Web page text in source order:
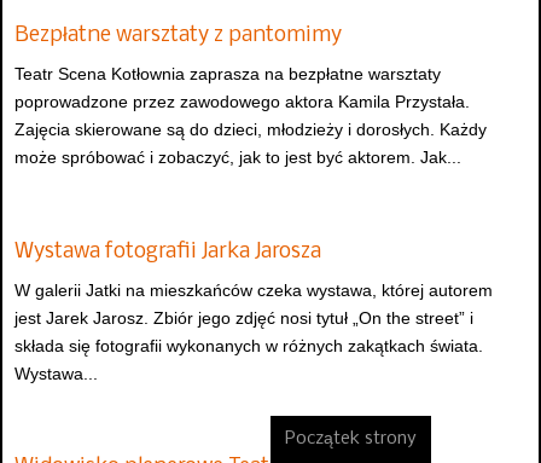
Bezpłatne warsztaty z pantomimy
Teatr Scena Kotłownia zaprasza na bezpłatne warsztaty
poprowadzone przez zawodowego aktora Kamila Przystała.
Zajęcia skierowane są do dzieci, młodzieży i dorosłych. Każdy
może spróbować i zobaczyć, jak to jest być aktorem. Jak...
Wystawa fotografii Jarka Jarosza
W galerii Jatki na mieszkańców czeka wystawa, której autorem
jest Jarek Jarosz. Zbiór jego zdjęć nosi tytuł „On the street” i
składa się fotografii wykonanych w różnych zakątkach świata.
Wystawa...
Początek strony